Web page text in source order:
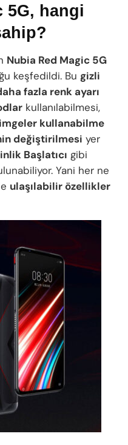
5G, hangi
Nubia Red Magic 5G
keşfedildi. Bu gizli
fazla renk ayarı
kullanılabilmesi,
kullanabilme
değiştirilmesi yer
Başlatıcı gibi
Yani her ne
ulaşılabilir özellikler